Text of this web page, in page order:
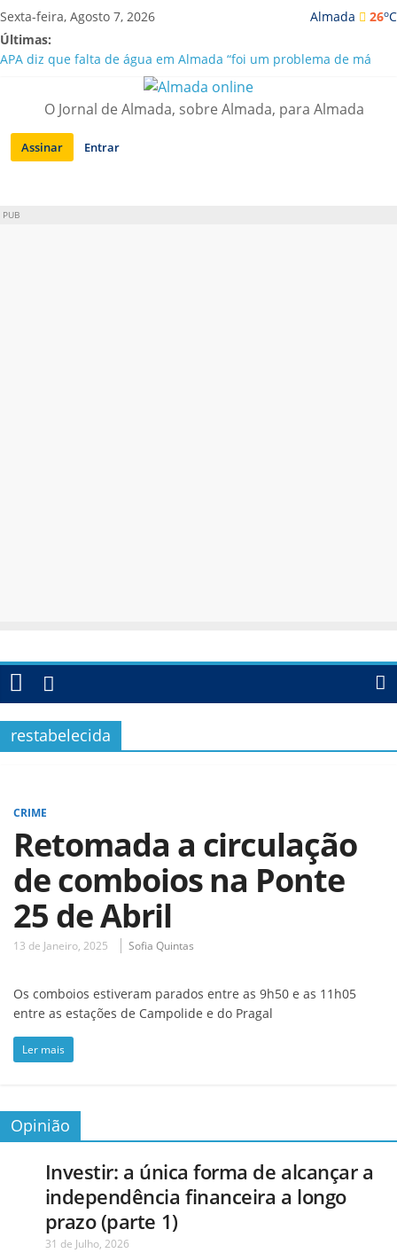
Saltar
para
conteúdo
Almada 26oC
Sexta-feira, Agosto 7, 2026
Últimas:
APA diz que falta de água em Almada “foi um problema de má
Laranjeiro | Cultura pop asiática invade a Casa Amarela
Ponte 25 de Abril celebra 60 anos com programa cultural entre
Lisboa e Almada
Situação de alerta em Almada renovada até final de Agosto
O Jornal de Almada, sobre Almada, para Almada
Assinar Entrar
PUB
restabelecida
CRIME
Retomada a circulação
de comboios na Ponte
25 de Abril
13 de Janeiro, 2025 Sofia Quintas
Os comboios estiveram parados entre as 9h50 e as 11h05
entre as estações de Campolide e do Pragal
Ler mais
Opinião
Investir: a única forma de alcançar a
independência financeira a longo
prazo (parte 1)
31 de Julho, 2026